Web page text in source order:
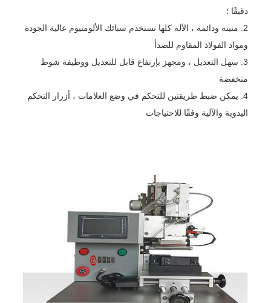
دقيقًا ؛
2. متينة ودائمة ، الآلة كلها تستخدم سبائك الألومنيوم عالية الجودة
ومواد الفولاذ المقاوم للصدأ
3. سهل التعديل ، ومجهز بإرتفاع قابل للتعديل ووظيفة شوط
منخفضة
4. يمكن ضبط طريقتين للتحكم في وضع العلامات ، أزرار التحكم
اليدوية والآلية وفقًا للاحتياجات